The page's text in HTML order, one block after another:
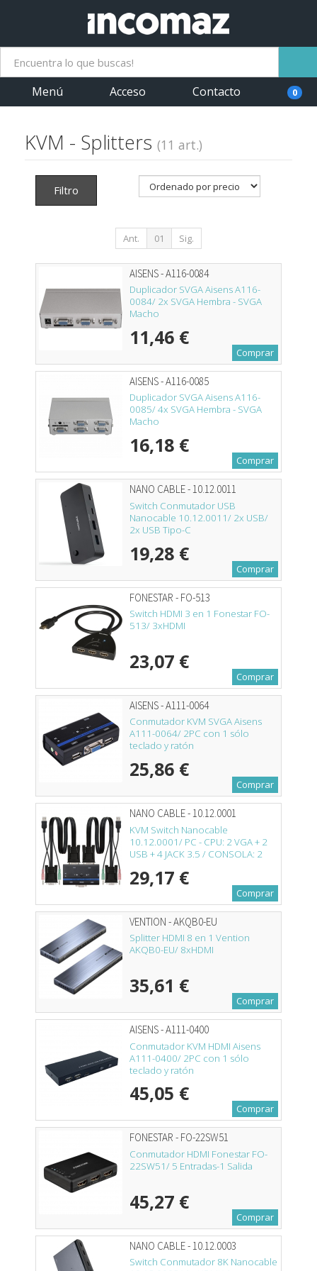
Menú Acceso Contacto 0
KVM - Splitters (11 art.)
Filtro
Ant. 01 Sig.
AISENS - A116-0084
Duplicador SVGA Aisens A116-
0084/ 2x SVGA Hembra - SVGA
Macho
11,46 €
Comprar
AISENS - A116-0085
Duplicador SVGA Aisens A116-
0085/ 4x SVGA Hembra - SVGA
Macho
16,18 €
Comprar
NANO CABLE - 10.12.0011
Switch Conmutador USB
Nanocable 10.12.0011/ 2x USB/
2x USB Tipo-C
19,28 €
Comprar
FONESTAR - FO-513
Switch HDMI 3 en 1 Fonestar FO-
513/ 3xHDMI
23,07 €
Comprar
AISENS - A111-0064
Conmutador KVM SVGA Aisens
A111-0064/ 2PC con 1 sólo
teclado y ratón
25,86 €
Comprar
NANO CABLE - 10.12.0001
KVM Switch Nanocable
10.12.0001/ PC - CPU: 2 VGA + 2
USB + 4 JACK 3.5 / CONSOLA: 2
29,17 €
Comprar
VENTION - AKQB0-EU
Splitter HDMI 8 en 1 Vention
AKQB0-EU/ 8xHDMI
35,61 €
Comprar
AISENS - A111-0400
Conmutador KVM HDMI Aisens
A111-0400/ 2PC con 1 sólo
teclado y ratón
45,05 €
Comprar
FONESTAR - FO-22SW51
Conmutador HDMI Fonestar FO-
22SW51/ 5 Entradas-1 Salida
45,27 €
Comprar
NANO CABLE - 10.12.0003
Switch Conmutador 8K Nanocable